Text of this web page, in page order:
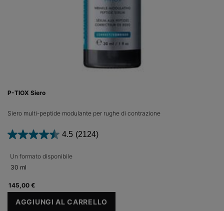
P-TIOX Siero
Siero multi-peptide modulante per rughe di contrazione
4.5 (2124)
Un formato disponibile
30 ml
145,00 €
AGGIUNGI AL CARRELLO